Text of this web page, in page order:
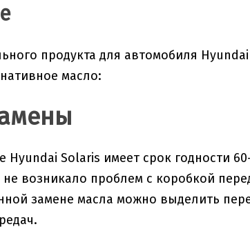
продукта для автомобиля
масло:
Hyundai Solaris имеет срок годности
не возникало проблем с коробкой
замене масла можно выделить